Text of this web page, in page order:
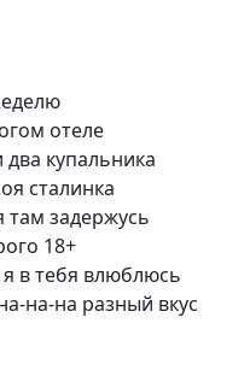
отеле
купальника
сталинка
там задержусь
18+
в тебя влюблюсь
на-на разный вкус